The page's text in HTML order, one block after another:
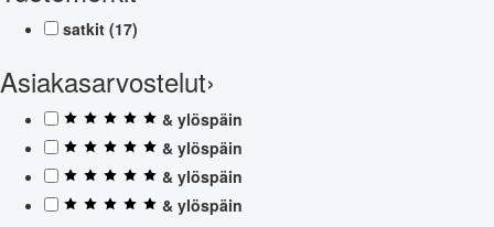
satkit (17)
Asiakasarvostelut›
& ylöspäin
& ylöspäin
& ylöspäin
& ylöspäin